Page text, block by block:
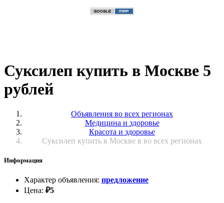
Суксилеп купить в Москве 5
рублей
Объявления во всех регионах
Медицина и здоровье
Красота и здоровье
Суксилеп купить в Москве в во всех регионах
Информация
Характер объявления: предложение
Цена: ₽5